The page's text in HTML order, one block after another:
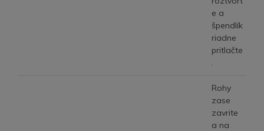
e a
špendlík
riadne
pritlačte
.
Rohy
zase
zavrite
a na